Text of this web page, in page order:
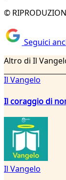
©
Seguici
Altro di Il
Il Vangelo
Il coraggio di
Il Vangelo